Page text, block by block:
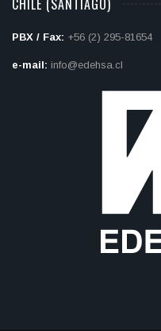
CHILE (SANTIAGO)
PBX / Fax: +56 (2) 295-81654
e-mail: info@edehsa.cl